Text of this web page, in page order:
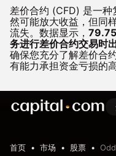
差价合约 (CFD) 是一种
然可能放大收益，但同
流失。 数据显示，
务进行差价合约交易时
确保您充分了解差价合
有能力承担资金亏损的高
首页 市场 股票